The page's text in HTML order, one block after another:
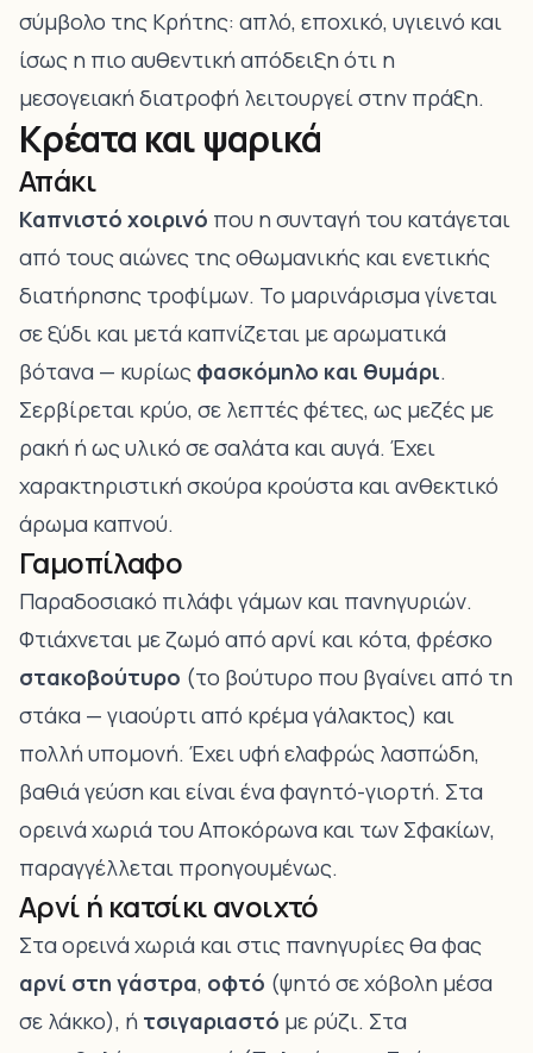
σύμβολο της Κρήτης: απλό, εποχικό, υγιεινό και
ίσως η πιο αυθεντική απόδειξη ότι η
μεσογειακή διατροφή λειτουργεί στην πράξη.
Κρέατα και ψαρικά
Απάκι
Καπνιστό χοιρινό που η συνταγή του κατάγεται
από τους αιώνες της οθωμανικής και ενετικής
διατήρησης τροφίμων. Το μαρινάρισμα γίνεται
σε ξύδι και μετά καπνίζεται με αρωματικά
βότανα — κυρίως φασκόμηλο και θυμάρι.
Σερβίρεται κρύο, σε λεπτές φέτες, ως μεζές με
ρακή ή ως υλικό σε σαλάτα και αυγά. Έχει
χαρακτηριστική σκούρα κρούστα και ανθεκτικό
άρωμα καπνού.
Γαμοπίλαφο
Παραδοσιακό πιλάφι γάμων και πανηγυριών.
Φτιάχνεται με ζωμό από αρνί και κότα, φρέσκο
στακοβούτυρο (το βούτυρο που βγαίνει από τη
στάκα — γιαούρτι από κρέμα γάλακτος) και
πολλή υπομονή. Έχει υφή ελαφρώς λασπώδη,
βαθιά γεύση και είναι ένα φαγητό-γιορτή. Στα
ορεινά χωριά του Αποκόρωνα και των Σφακίων,
παραγγέλλεται προηγουμένως.
Αρνί ή κατσίκι ανοιχτό
Στα ορεινά χωριά και στις πανηγυρίες θα φας
αρνί στη γάστρα, οφτό (ψητό σε χόβολη μέσα
σε λάκκο), ή τσιγαριαστό με ρύζι. Στα